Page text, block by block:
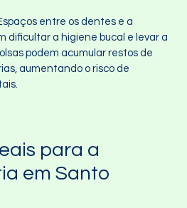
entre os dentes e a
dificultar a higiene bucal e levar a
podem acumular restos de
aumentando o risco de
para a
em Santo